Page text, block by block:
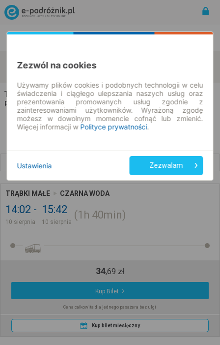
Trąbki Małe
Czarna Woda
Trąbki Małe → Czarna Woda
Rozkład jazdy i bilety
TRĄBKI MAŁE CZARNA WODA
14:02
10 sierpnia
15:42
10 sierpnia
1h 40min
34,69 zł
Kup Bilet
Cena całkowita dla jednego pasażera bez ulgi
Kup bilet miesięczny
Zezwól na cookies
Używamy plików cookies i podobnych technologii w celu
świadczenia i ciągłego ulepszania naszych usług oraz
prezentowania promowanych usług zgodnie z
zainteresowaniami użytkowników. Wyrażoną zgodę
możesz w dowolnym momencie cofnąć lub zmienić.
Więcej informacji w Polityce prywatności.
Ustawienia Zezwalam